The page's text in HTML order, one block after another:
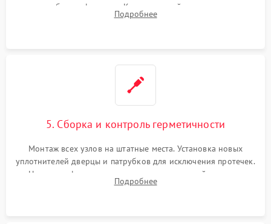
патрубках и фильтрах. Компонентный ремонт платы
управления, восстановление поврежденной проводки.
Подробнее
5. Сборка и контроль герметичности
Монтаж всех узлов на штатные места. Установка новых
уплотнителей дверцы и патрубков для исключения протечек.
Надежная фиксация хомутов гидравлической системы,
сборка корпуса и установка датчика поплавка.
Подробнее